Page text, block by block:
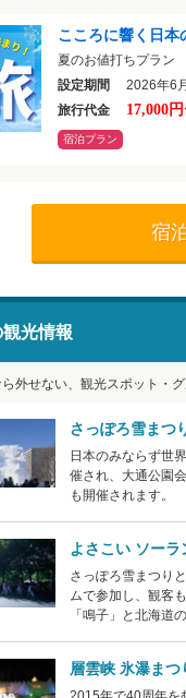
こころに響く日
夏のお値打ちプラン
設定期間 2026年6
旅行代金
17,000
宿泊プラン
宿
光情報
外せない、観光スポット・
さっぽろ雪まつ
日本のみならず世
催され、大通公園
も開催されます。
よさこい ソーラ
さっぽろ雪まつり
ムで参加し、観客
「鳴子」と北海道
層雲峡 氷瀑まつ